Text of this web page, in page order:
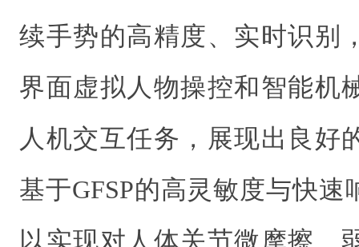
续手势的高精度、实时识别
界面虚拟人物操控和智能机
人机交互任务，展现出良好
基于GFSP的高灵敏度与快
以实现对人体关节微摩擦、